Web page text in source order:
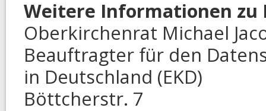
Weitere Informationen zu
Oberkirchenrat Michael
Beauftragter für den
in Deutschland (EKD)
Böttcherstr. 7